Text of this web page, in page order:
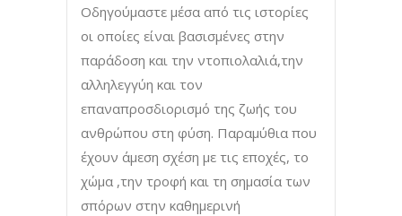
Οδηγούμαστε μέσα από τις ιστορίες
οι οποίες είναι βασισμένες στην
παράδοση και την ντοπιολαλιά,την
αλληλεγγύη και τον
επαναπροσδιορισμό της ζωής του
ανθρώπου στη φύση. Παραμύθια που
έχουν άμεση σχέση με τις εποχές, το
χώμα ,την τροφή και τη σημασία των
σπόρων στην καθημερινή